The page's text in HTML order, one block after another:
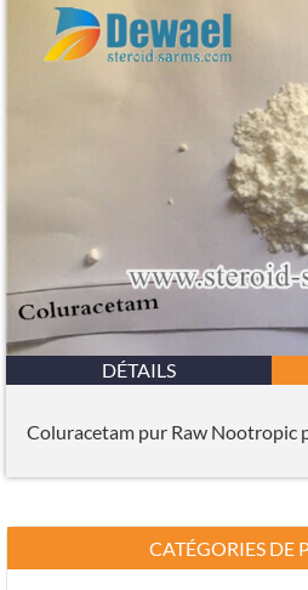
DÉTAILS
Coluracetam pur Raw Nootropic
CATÉGORIES DE